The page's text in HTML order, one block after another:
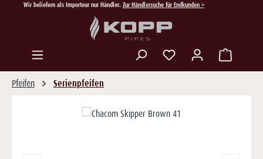
Zum Hauptinhalt springen
Wir beliefern als Importeur nur Händler. Zur Händlersuche für Endkunden >
Du hast 0 Produkte
Pfeifen Serienpfeifen
Bildergalerie überspringen